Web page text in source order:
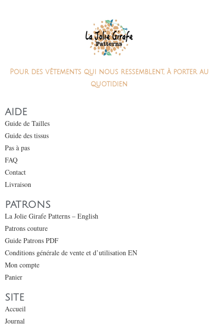
Pour des vêtements qui nous ressemblent, à porter au
quotidien
AIDE
Guide de Tailles
Guide des tissus
Pas à pas
FAQ
Contact
Livraison
PATRONS
La Jolie Girafe Patterns – English
Patrons couture
Guide Patrons PDF
Conditions générale de vente et d’utilisation EN
Mon compte
Panier
SITE
Accueil
Journal